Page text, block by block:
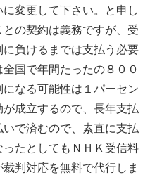
変更して下さい。と申し
の契約は義務ですが、受
負けるまでは支払う必要
国で年間たったの８００
なる可能性は１パーセン
が成立するので、長年支払
で済むので、素直に支払
たとしてもＮＨＫ受信料
判対応を無料で代行しま